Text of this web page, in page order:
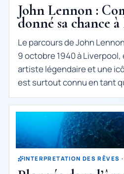
John Lennon :
donné sa chance à
Le parcours de John
9 octobre 1940 à
artiste légendaire et une
est surtout connu en tant
INTERPRETATION DES RÊVES